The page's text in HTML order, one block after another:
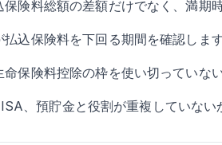
険料総額の差額だけでなく、満期
込保険料を下回る期間を確認します
保険料控除の枠を使い切っていな
、預貯金と役割が重複していない